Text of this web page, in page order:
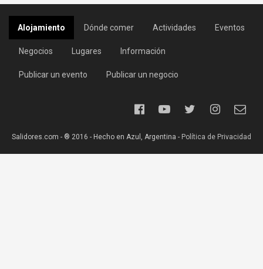
Alojamiento Dónde comer Actividades Eventos
Negocios Lugares Información
Publicar un evento Publicar un negocio
Salidores.com - ® 2016 - Hecho en Azul, Argentina - Política de Privacidad